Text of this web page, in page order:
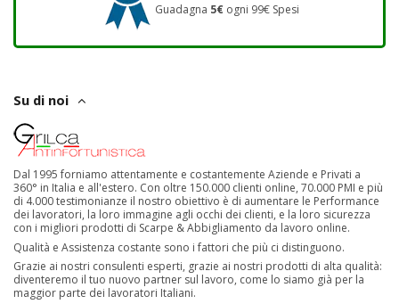
Guadagna 5€ ogni 99€ Spesi
Su di noi
Dal 1995 forniamo attentamente e costantemente Aziende e Privati a
360° in Italia e all'estero. Con oltre 150.000 clienti online, 70.000 PMI e più
di 4.000 testimonianze il nostro obiettivo è di aumentare le Performance
dei lavoratori, la loro immagine agli occhi dei clienti, e la loro sicurezza
con i migliori prodotti di Scarpe & Abbigliamento da lavoro online.
Qualità e Assistenza costante sono i fattori che più ci distinguono.
Grazie ai nostri consulenti esperti, grazie ai nostri prodotti di alta qualità:
diventeremo il tuo nuovo partner sul lavoro, come lo siamo già per la
maggior parte dei lavoratori Italiani.